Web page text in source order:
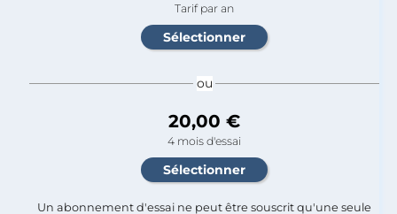
Tarif par an
ou
20,00 €
4 mois d'essai
Un abonnement d'essai ne peut être souscrit qu'une seule